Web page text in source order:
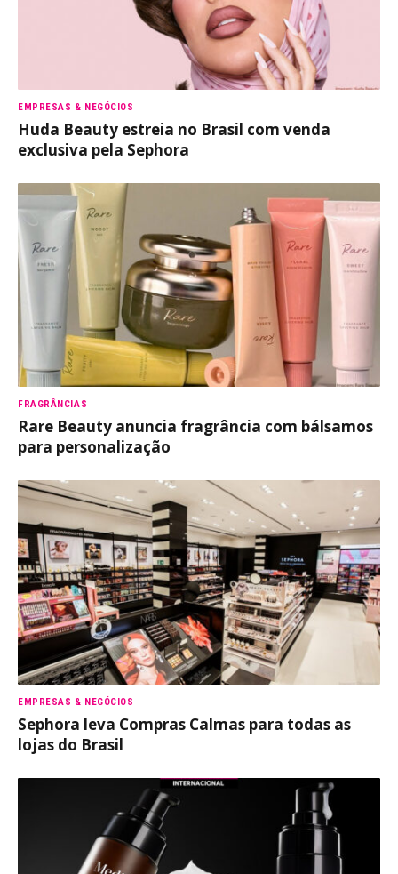
EMPRESAS & NEGÓCIOS
Huda Beauty estreia no Brasil com venda
exclusiva pela Sephora
FRAGRÂNCIAS
Rare Beauty anuncia fragrância com bálsamos
para personalização
EMPRESAS & NEGÓCIOS
Sephora leva Compras Calmas para todas as
lojas do Brasil